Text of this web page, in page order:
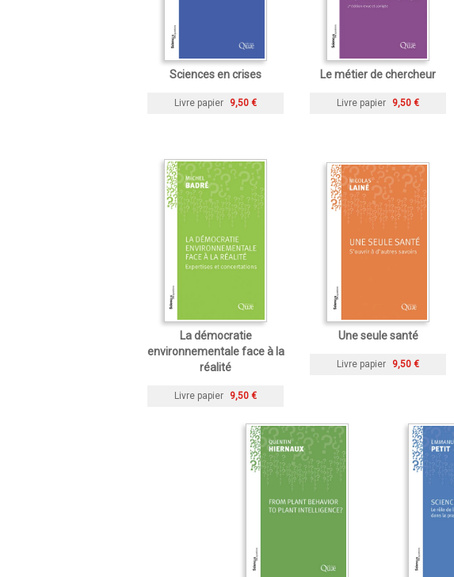
Sciences en crises
Livre papier 9,50 €
Le métier de chercheur
Livre papier 9,50 €
La démocratie
environnementale face à la
réalité
Livre papier 9,50 €
Une seule santé
Livre papier 9,50 €